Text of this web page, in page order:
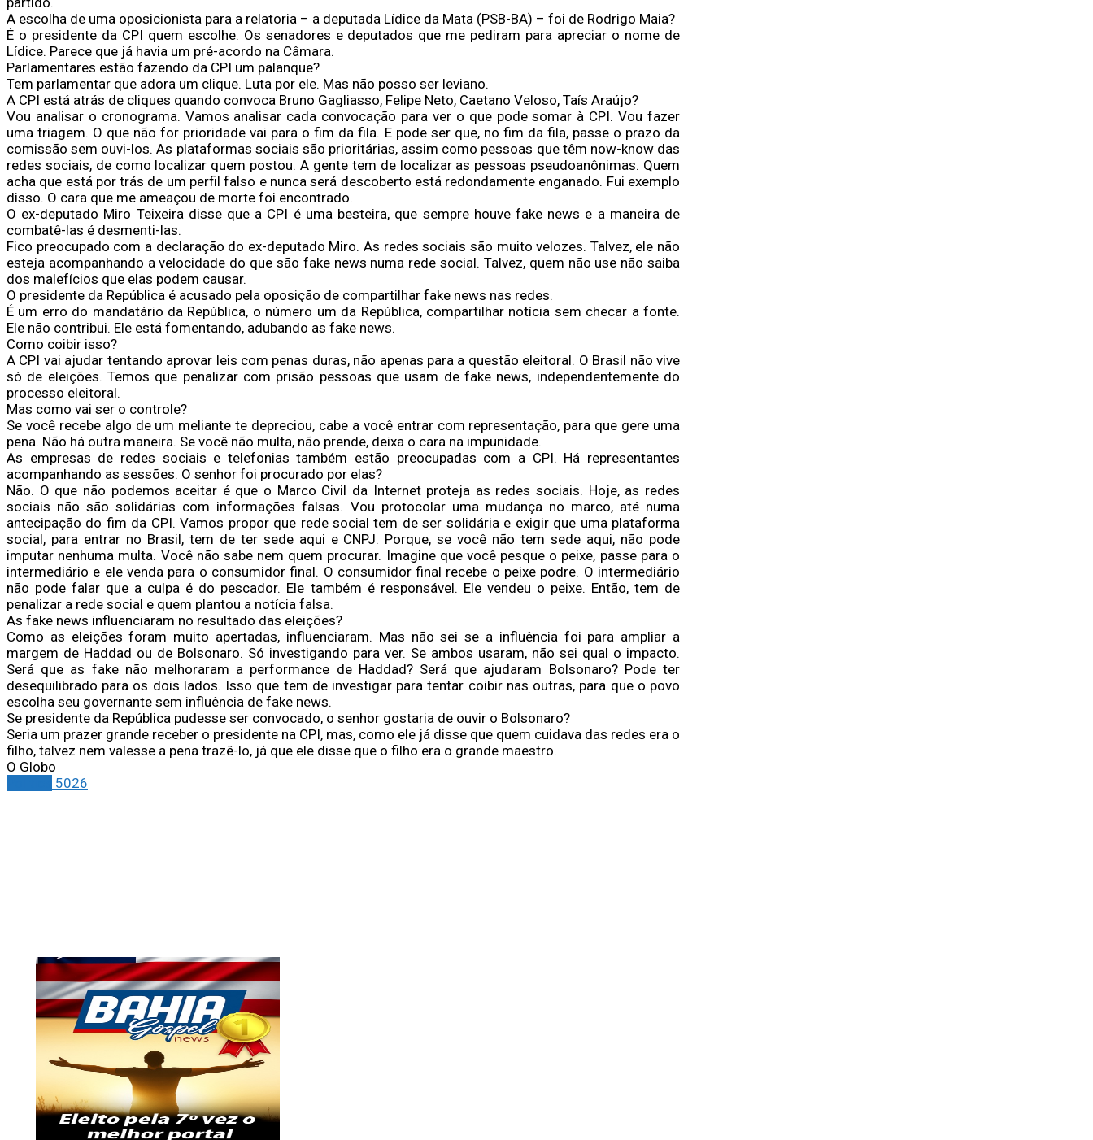
A escolha de uma oposicionista para a relatoria – a deputada Lídice da Mata (PSB-BA) – foi de Rodrigo Maia?
É o presidente da CPI quem escolhe. Os senadores e deputados que me pediram para apreciar o nome de
Lídice. Parece que já havia um pré-acordo na Câmara.
Parlamentares estão fazendo da CPI um palanque?
Tem parlamentar que adora um clique. Luta por ele. Mas não posso ser leviano.
A CPI está atrás de cliques quando convoca Bruno Gagliasso, Felipe Neto, Caetano Veloso, Taís Araújo?
Vou analisar o cronograma. Vamos analisar cada convocação para ver o que pode somar à CPI. Vou fazer
uma triagem. O que não for prioridade vai para o fim da fila. E pode ser que, no fim da fila, passe o prazo da
comissão sem ouvi-los. As plataformas sociais são prioritárias, assim como pessoas que têm now-know das
redes sociais, de como localizar quem postou. A gente tem de localizar as pessoas pseudoanônimas. Quem
acha que está por trás de um perfil falso e nunca será descoberto está redondamente enganado. Fui exemplo
disso. O cara que me ameaçou de morte foi encontrado.
O ex-deputado Miro Teixeira disse que a CPI é uma besteira, que sempre houve fake news e a maneira de
combatê-las é desmenti-las.
Fico preocupado com a declaração do ex-deputado Miro. As redes sociais são muito velozes. Talvez, ele não
esteja acompanhando a velocidade do que são fake news numa rede social. Talvez, quem não use não saiba
dos malefícios que elas podem causar.
O presidente da República é acusado pela oposição de compartilhar fake news nas redes.
É um erro do mandatário da República, o número um da República, compartilhar notícia sem checar a fonte.
Ele não contribui. Ele está fomentando, adubando as fake news.
Como coibir isso?
A CPI vai ajudar tentando aprovar leis com penas duras, não apenas para a questão eleitoral. O Brasil não vive
só de eleições. Temos que penalizar com prisão pessoas que usam de fake news, independentemente do
processo eleitoral.
Mas como vai ser o controle?
Se você recebe algo de um meliante te depreciou, cabe a você entrar com representação, para que gere uma
pena. Não há outra maneira. Se você não multa, não prende, deixa o cara na impunidade.
As empresas de redes sociais e telefonias também estão preocupadas com a CPI. Há representantes
acompanhando as sessões. O senhor foi procurado por elas?
Não. O que não podemos aceitar é que o Marco Civil da Internet proteja as redes sociais. Hoje, as redes
sociais não são solidárias com informações falsas. Vou protocolar uma mudança no marco, até numa
antecipação do fim da CPI. Vamos propor que rede social tem de ser solidária e exigir que uma plataforma
social, para entrar no Brasil, tem de ter sede aqui e CNPJ. Porque, se você não tem sede aqui, não pode
imputar nenhuma multa. Você não sabe nem quem procurar. Imagine que você pesque o peixe, passe para o
intermediário e ele venda para o consumidor final. O consumidor final recebe o peixe podre. O intermediário
não pode falar que a culpa é do pescador. Ele também é responsável. Ele vendeu o peixe. Então, tem de
penalizar a rede social e quem plantou a notícia falsa.
As fake news influenciaram no resultado das eleições?
Como as eleições foram muito apertadas, influenciaram. Mas não sei se a influência foi para ampliar a
margem de Haddad ou de Bolsonaro. Só investigando para ver. Se ambos usaram, não sei qual o impacto.
Será que as fake não melhoraram a performance de Haddad? Será que ajudaram Bolsonaro? Pode ter
desequilibrado para os dois lados. Isso que tem de investigar para tentar coibir nas outras, para que o povo
escolha seu governante sem influência de fake news.
Se presidente da República pudesse ser convocado, o senhor gostaria de ouvir o Bolsonaro?
Seria um prazer grande receber o presidente na CPI, mas, como ele já disse que quem cuidava das redes era o
filho, talvez nem valesse a pena trazê-lo, já que ele disse que o filho era o grande maestro.
O Globo
5026